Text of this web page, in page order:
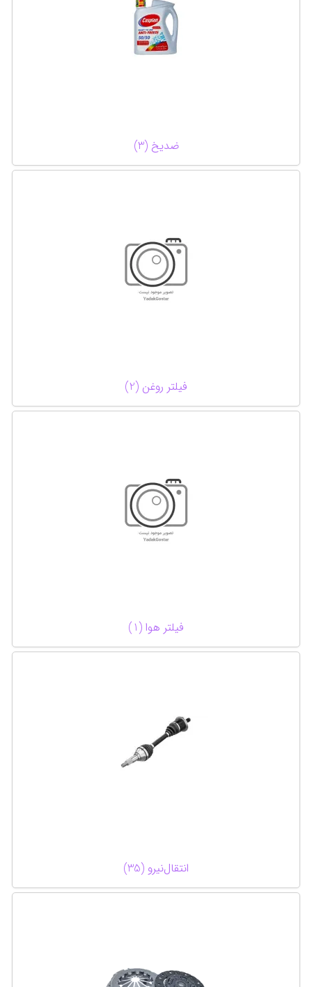
ضدیخ (3)
فیلتر روغن (2)
فیلتر هوا (1)
انتقال‌نیرو (35)